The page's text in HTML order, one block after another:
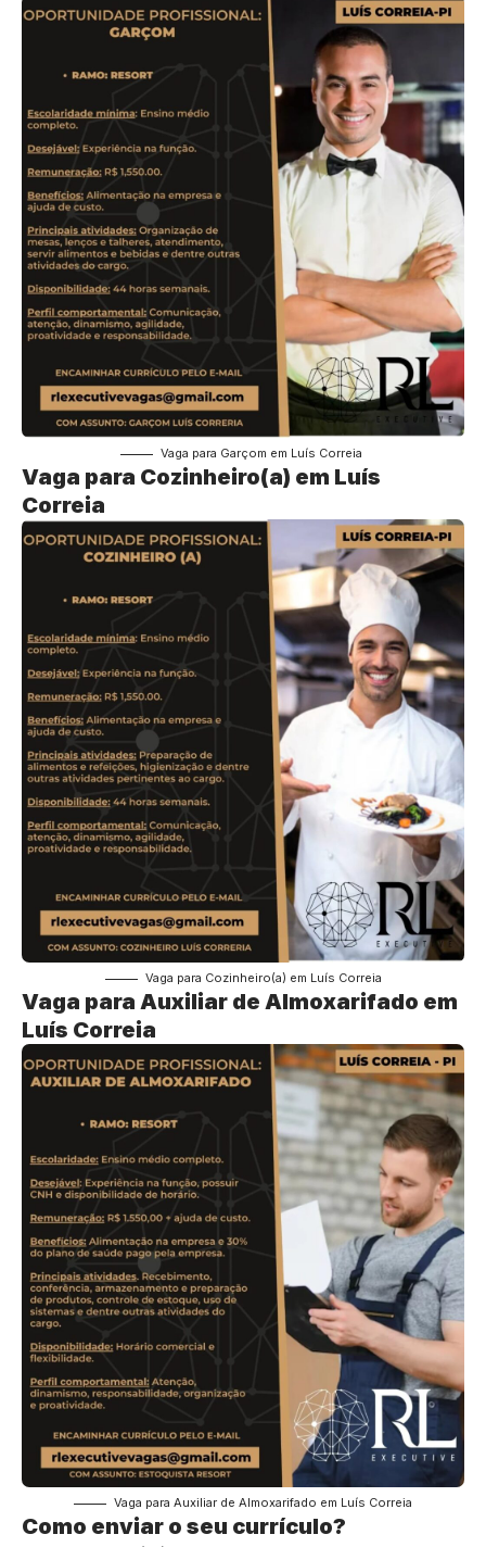
Vaga para Garçom em Luís Correia
Vaga para Cozinheiro(a) em Luís
Correia
Vaga para Cozinheiro(a) em Luís Correia
Vaga para Auxiliar de Almoxarifado em
Luís Correia
Vaga para Auxiliar de Almoxarifado em Luís Correia
Como enviar o seu currículo?